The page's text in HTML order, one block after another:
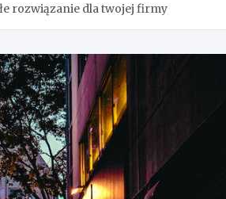
rozwiązanie dla twojej firmy